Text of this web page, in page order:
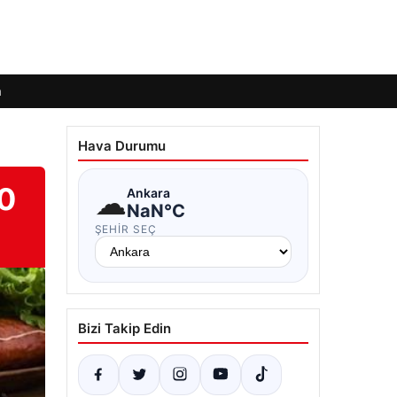
Hava Durumu
☁Ankara
NaN°C
ŞEHIR SEÇ
Bizi Takip Edin